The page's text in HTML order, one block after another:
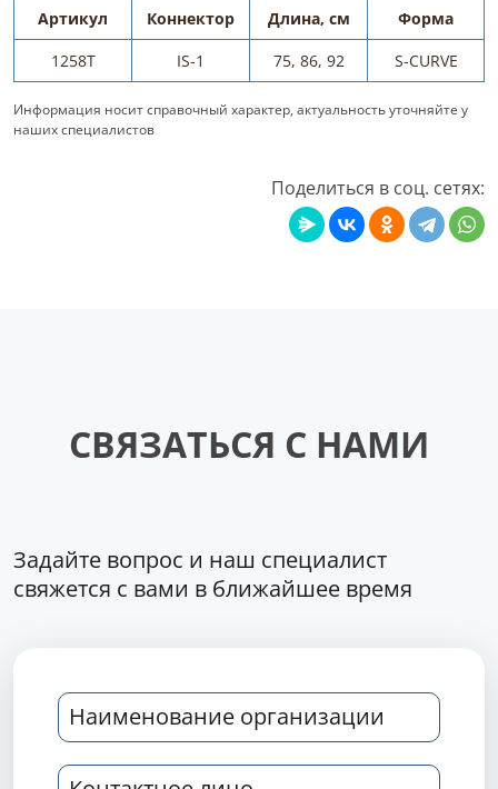
Артикул Коннектор Длина, см
Форма
1258T
IS-1 75, 86, 92 S-CURVE
Информация носит справочный характер, актуальность уточняйте у
наших специалистов
Поделиться в соц. сетях:
СВЯЗАТЬСЯ С НАМИ
Задайте вопрос и наш специалист
свяжется с вами в ближайшее время